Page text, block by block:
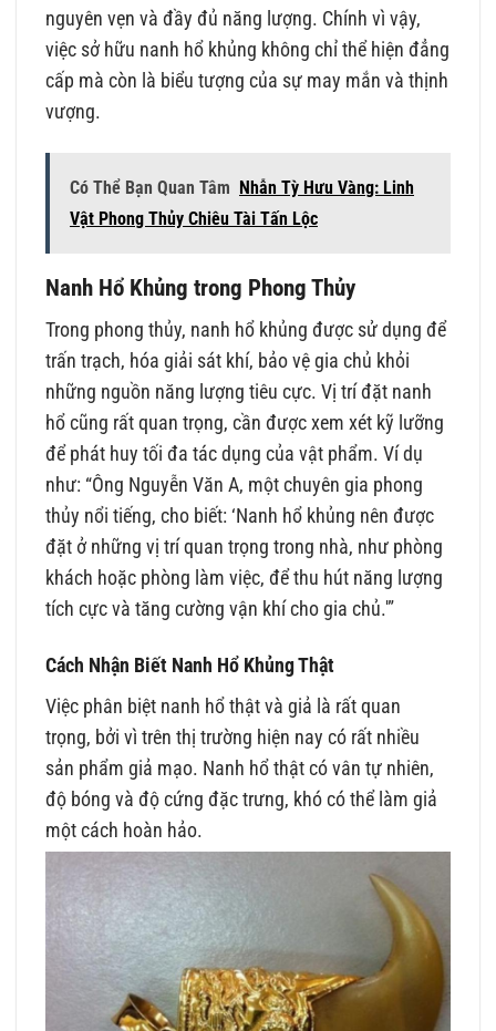
nguyên vẹn và đầy đủ năng lượng. Chính vì vậy,
việc sở hữu nanh hổ khủng không chỉ thể hiện đẳng
cấp mà còn là biểu tượng của sự may mắn và thịnh
vượng.
Có Thể Bạn Quan Tâm
Nhẫn Tỳ Hưu Vàng: Linh
Vật Phong Thủy Chiêu Tài Tấn Lộc
Nanh Hổ Khủng trong Phong Thủy
Trong phong thủy, nanh hổ khủng được sử dụng để
trấn trạch, hóa giải sát khí, bảo vệ gia chủ khỏi
những nguồn năng lượng tiêu cực. Vị trí đặt nanh
hổ cũng rất quan trọng, cần được xem xét kỹ lưỡng
để phát huy tối đa tác dụng của vật phẩm. Ví dụ
như: “Ông Nguyễn Văn A, một chuyên gia phong
thủy nổi tiếng, cho biết: ‘Nanh hổ khủng nên được
đặt ở những vị trí quan trọng trong nhà, như phòng
khách hoặc phòng làm việc, để thu hút năng lượng
tích cực và tăng cường vận khí cho gia chủ.'”
Cách Nhận Biết Nanh Hổ Khủng Thật
Việc phân biệt nanh hổ thật và giả là rất quan
trọng, bởi vì trên thị trường hiện nay có rất nhiều
sản phẩm giả mạo. Nanh hổ thật có vân tự nhiên,
độ bóng và độ cứng đặc trưng, khó có thể làm giả
một cách hoàn hảo.